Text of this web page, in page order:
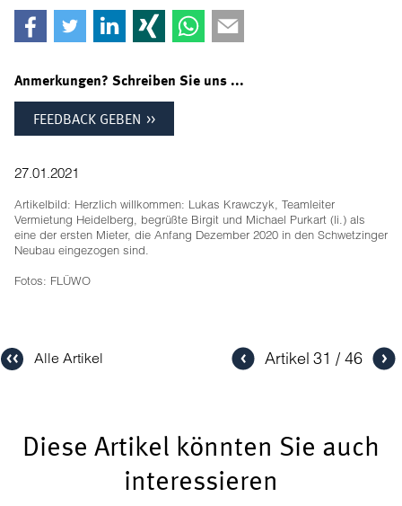
Anmerkungen? Schreiben Sie uns ...
FEEDBACK GEBEN
27.01.2021
Artikelbild: Herzlich willkommen: Lukas Krawczyk, Teamleiter
Vermietung Heidelberg, begrüßte Birgit und Michael Purkart (li.) als
eine der ersten Mieter, die Anfang Dezember 2020 in den Schwetzinger
Neubau eingezogen sind.
Fotos: FLÜWO
Alle Artikel Artikel 31 46
Diese Artikel könnten Sie auch
interessieren